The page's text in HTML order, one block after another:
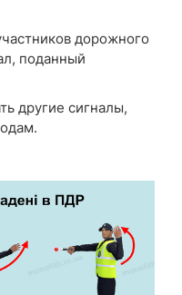
дорожного
поданный
другие сигналы,